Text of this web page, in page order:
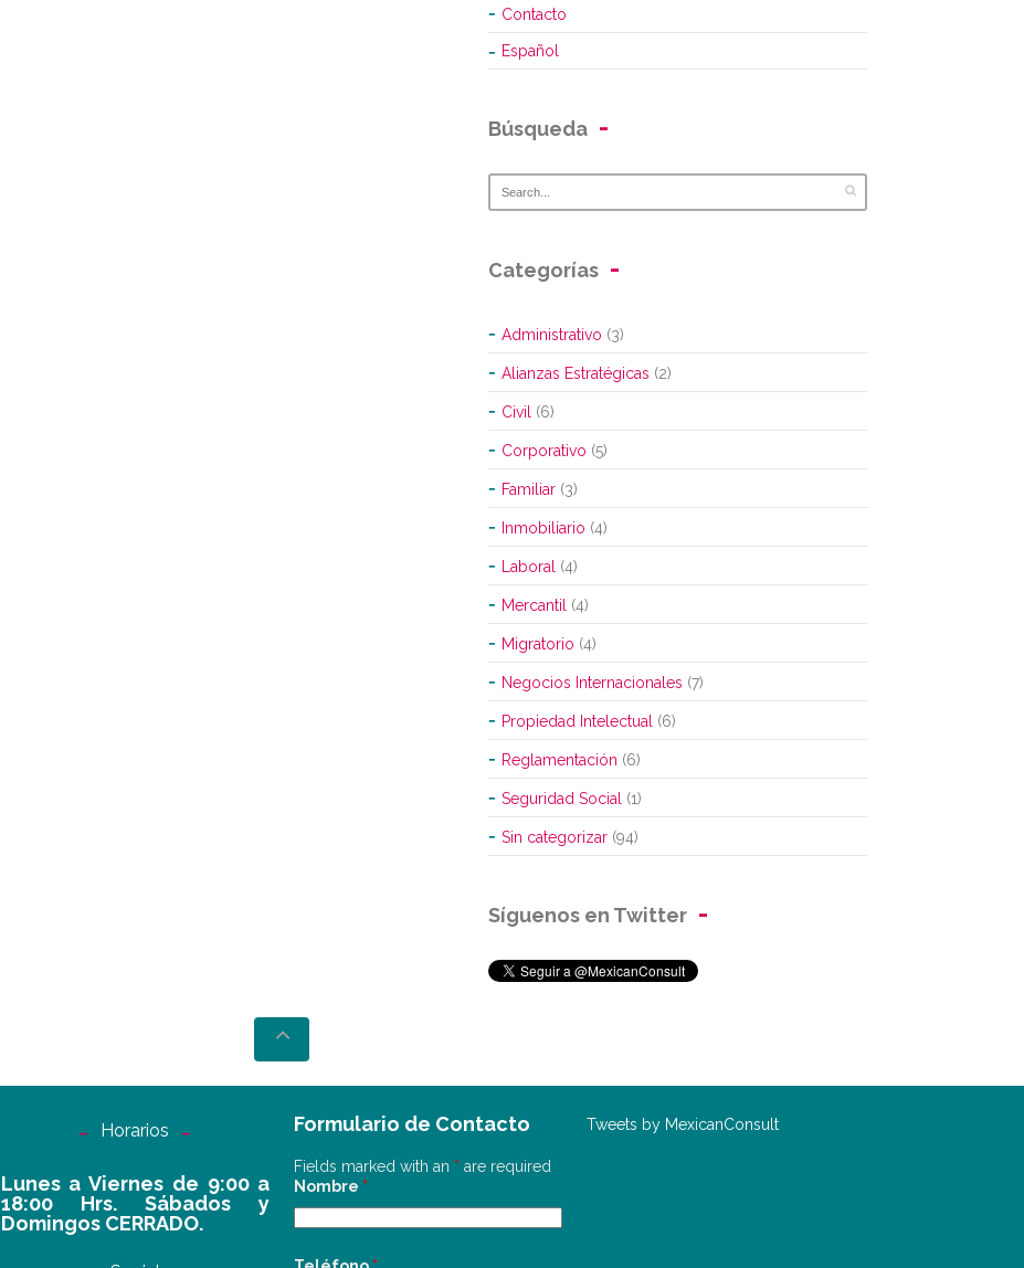
Contacto
Español
Búsqueda
Categorías
Administrativo (3)
Alianzas Estratégicas (2)
Civil (6)
Corporativo (5)
Familiar (3)
Inmobiliario (4)
Laboral (4)
Mercantil (4)
Migratorio (4)
Negocios Internacionales (7)
Propiedad Intelectual (6)
Reglamentación (6)
Seguridad Social (1)
Sin categorizar (94)
Síguenos en Twitter
Horarios
Lunes a Viernes de 9:00 a
18:00 Hrs. Sábados y
Domingos CERRADO.
Formulario de Contacto
Fields marked with an * are required
Nombre *
Tweets by MexicanConsult